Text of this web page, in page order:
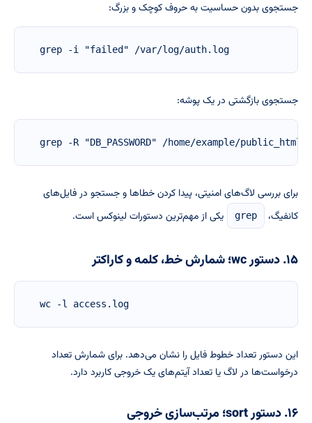
جستجوی بدون حساسیت به حروف کوچک و بزرگ:
grep -i "failed" /var/log/auth.log
جستجوی بازگشتی در یک پوشه:
grep -R "DB_PASSWORD" /home/example/public_html
برای بررسی لاگ‌های امنیتی، پیدا کردن خطاها و جستجو در فایل‌های
کانفیگ،
grep یکی از مهم‌ترین دستورات لینوکس است.
۱۵. دستور wc؛ شمارش خط، کلمه و کاراکتر
wc -l access.log
این دستور تعداد خطوط فایل را نشان می‌دهد. برای شمارش تعداد
درخواست‌ها در لاگ یا تعداد آیتم‌های یک خروجی کاربرد دارد.
۱۶. دستور sort؛ مرتب‌سازی خروجی